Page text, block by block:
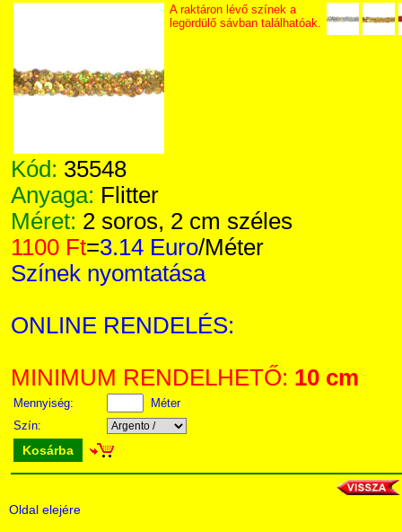
A raktáron lévő színek a
legördülő sávban találhatóak.
Kód: 35548
Anyaga: Flitter
Méret: 2 soros, 2 cm széles
1100 Ft=3.14 Euro/Méter
Színek nyomtatása
ONLINE RENDELÉS:
MINIMUM RENDELHETŐ: 10 cm
Mennyiség:
Méter
Szín:
Kosárba
Oldal elejére